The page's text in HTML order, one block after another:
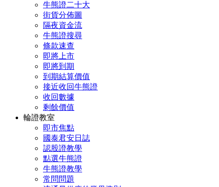
牛熊證二十大
街貨分佈圖
隔夜資金流
牛熊證搜尋
條款速查
即將上市
即將到期
到期結算價值
接近收回牛熊證
收回數據
剩餘價值
輪證教室
即市焦點
國泰君安日誌
認股證教學
點選牛熊證
牛熊證教學
常問問題